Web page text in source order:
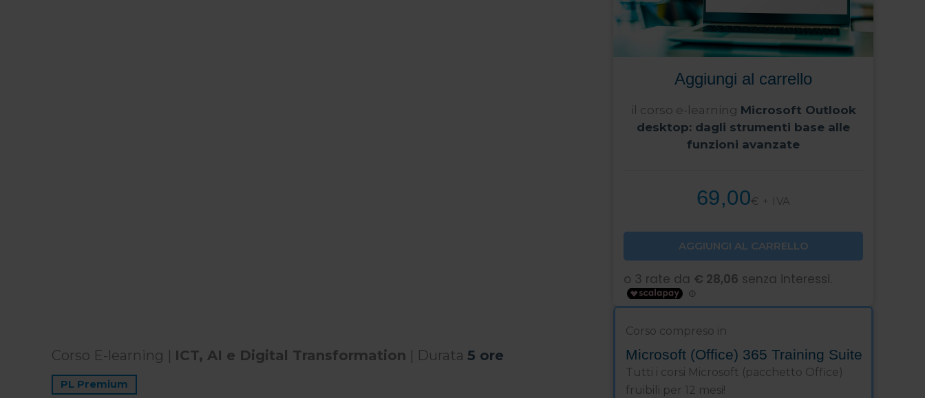
Corso E-learning | ICT, AI e Digital Transformation | Durata 5 ore
PL Premium
Aggiungi al carrello
il corso e-learning Microsoft Outlook
desktop: dagli strumenti base alle
funzioni avanzate
69,00€ + IVA
AGGIUNGI AL CARRELLO
Corso compreso in
Microsoft (Office) 365 Training Suite
Tutti i corsi Microsoft (pacchetto Office)
fruibili per 12 mesi!